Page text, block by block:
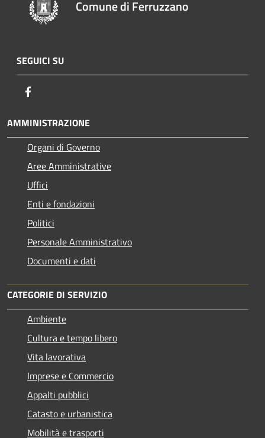
Comune di Ferruzzano
SEGUICI SU
AMMINISTRAZIONE
Organi di Governo
Aree Amministrative
Uffici
Enti e fondazioni
Politici
Personale Amministrativo
Documenti e dati
CATEGORIE DI SERVIZIO
Ambiente
Cultura e tempo libero
Vita lavorativa
Imprese e Commercio
Appalti pubblici
Catasto e urbanistica
Mobilità e trasporti